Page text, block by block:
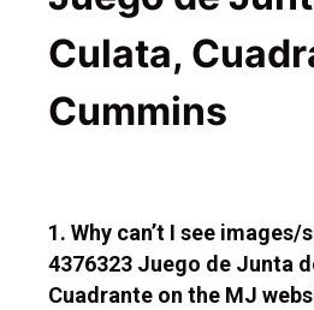
Culata,
Cummins
1. Why can’t I see
4376323 Juego de Junta
Cuadrante on the MJ